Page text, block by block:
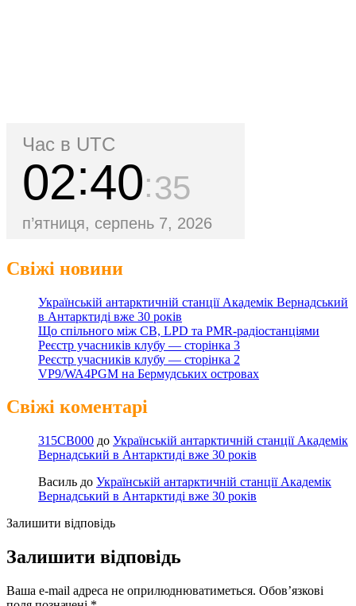
Час в UTC
02 40 35
п’ятниця, серпень 7, 2026
Свіжі новини
Українській антарктичній станції Академік Вернадський
в Антарктиді вже 30 років
Що спільного між CB, LPD та PMR-радіостанціями
Реєстр учасників клубу — сторінка 3
Реєстр учасників клубу — сторінка 2
VP9/WA4PGM на Бермудських островах
Свіжі коментарі
315CB000 до Українській антарктичній станції Академік
Вернадський в Антарктиді вже 30 років
Василь до Українській антарктичній станції Академік
Вернадський в Антарктиді вже 30 років
Залишити відповідь
Залишити відповідь
Ваша e-mail адреса не оприлюднюватиметься. Обов’язкові